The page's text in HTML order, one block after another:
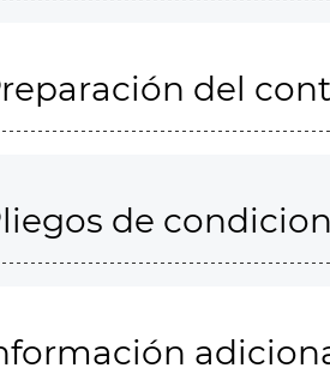
del
de